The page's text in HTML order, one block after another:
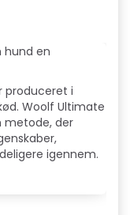
hund en
produceret i
Woolf Ultimate
metode, der
igennem.